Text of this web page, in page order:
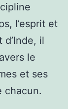
l’esprit et
d’Inde, il
le
et ses
chacun.